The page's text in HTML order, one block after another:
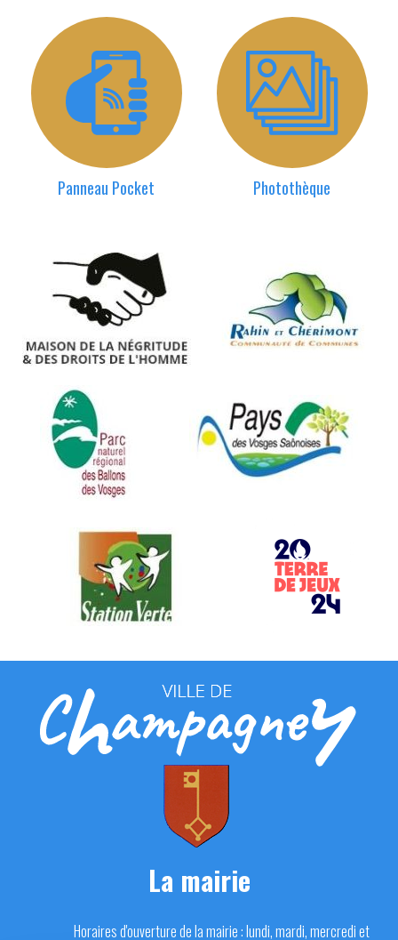
Panneau Pocket Photothèque
La mairie
Horaires d'ouverture de la mairie : lundi, mardi, mercredi et